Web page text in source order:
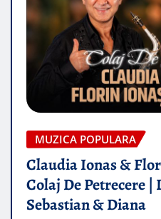
MUZICA POPULARA
Claudia Ionas &
Colaj De Petrecere |
Sebastian & Diana